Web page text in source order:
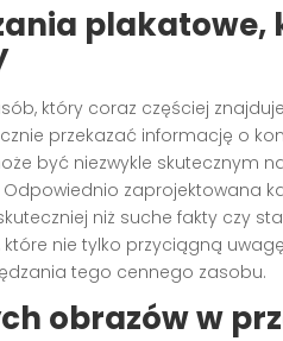
plakatowe,
który coraz częściej
przekazać informację o
być niezwykle skutecznym
zaprojektowana
niż suche fakty czy
nie tylko przyciągną
tego cennego zasobu.
obrazów w